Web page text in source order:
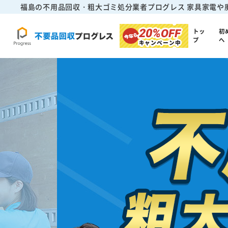
福島の不用品回収・粗大ゴミ処分業者プログレス 家具家電や
20%OFF
キャンペーン中
トッ
プ
初
へ